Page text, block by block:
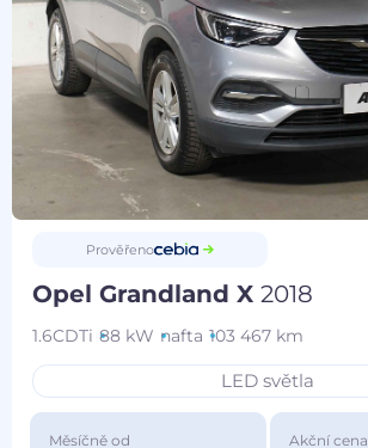
Prověřeno
Opel Grandland X2018
1.6CDTi 88 kW nafta 103 467 km
LED světla
Měsíčně od Akční cena